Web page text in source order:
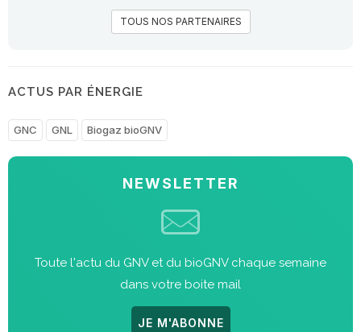
TOUS NOS PARTENAIRES
ACTUS PAR ÉNERGIE
GNC GNL Biogaz bioGNV
NEWSLETTER
Toute l'actu du GNV et du bioGNV chaque semaine
dans votre boite mail
JE M'ABONNE